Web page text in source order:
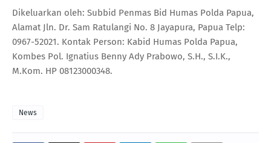
Dikeluarkan oleh: Subbid Penmas Bid Humas Polda Papua,
Alamat Jln. Dr. Sam Ratulangi No. 8 Jayapura, Papua Telp:
0967-52021. Kontak Person: Kabid Humas Polda Papua,
Kombes Pol. Ignatius Benny Ady Prabowo, S.H., S.I.K.,
M.Kom. HP 08123000348.
News